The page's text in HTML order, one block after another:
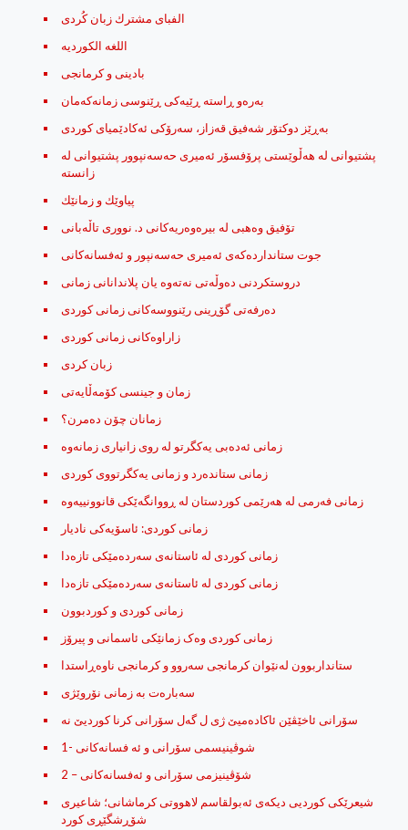
الفبای مشترك زبان کُردی
اللغه الكورديه
بادینی و کرمانجی
به‌ره‌و ڕاسته ڕێیه‌كی ڕێنوسی زمانه‌كه‌مان
به‌ڕێز دوكتۆر شه‌فیق قه‌زاز، سه‌رۆكی ئه‌كادێمیای كوردی
پشتیوانی له‌ هه‌ڵوێستی پرۆفسۆر ئه‌میری حه‌سه‌نپوور پشتیوانی له‌
زانسته
پیاوێك ‌و زمانێك
تۆفیق وه‌هبی له‌ بیره‌وه‌ریه‌كانی د. نووری تاڵه‌بانی
جوت ستاندارده‌که‌ی ئه‌میری حه‌سه‌نپور و ئه‌فسانه‌کانی
دروستکردنی دەوڵەتی نەتەوە یان پلاندانانی زمانی
ده‌رفه‌تی گۆڕینی رێنووسه‌کانی زمانی کوردی
زاراوه‌کانی زمانی کوردی
زبان کردی
زمان و جینسی کۆمه‌ڵایه‌تی
زمانان چۆن ده‌مرن؟
زمانی ستانده‌رد و زمانی یه‌کگرتووی کوردی
زمانی كوردی: ئاسۆیه‌كی نادیار
زمانی کوردی له‌ ئاستانه‌ی سه‌رده‌مێکی تازه‌دا
زمانی کوردی له‌ ئاستانه‌ی سه‌رده‌مێکی تازه‌دا
زمانی کوردی و کوردبوون
زمانی کوردی وه‌ک زمانێکی ئاسمانی و پیرۆز
ستانداربوون له‌نێوان كرمانجی‌ سه‌روو و كرمانجی‌ ناوه‌ڕاستدا
سه‌باره‌ت به‌ زمانی نۆروێژی
شوڤینیسمی سۆرانی و ئه‌ فسانه‌کانی -1
شۆڤینیزمی سۆرانی و ئه‌فسانه‌کانی – 2
شیعرێکی کوردیی دیکەی ئەبولقاسم لاهووتی کرماشانی؛ شاعیری
شۆڕشگێڕی کورد